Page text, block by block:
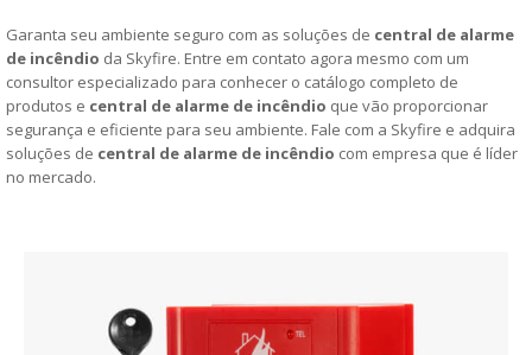
Garanta seu ambiente seguro com as soluções de central de alarme
de incêndio da Skyfire. Entre em contato agora mesmo com um
consultor especializado para conhecer o catálogo completo de
produtos e central de alarme de incêndio que vão proporcionar
segurança e eficiente para seu ambiente. Fale com a Skyfire e adquira
soluções de central de alarme de incêndio com empresa que é líder
no mercado.